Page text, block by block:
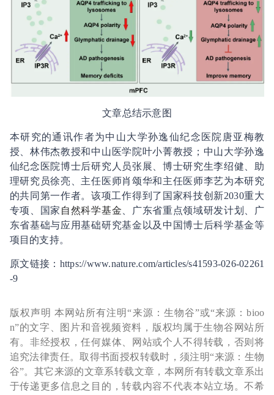
文章总结示意图
本研究的通讯作者为中山大学孙逸仙纪念医院唐亚梅教
授、林伟杰教授和中山医学院叶小菁教授；中山大学孙逸
仙纪念医院博士后研究人员张展、博士研究生李绍健、助
理研究员徐亮、主任医师肖颂华和主任医师李艺为本研究
的共同第一作者。该项工作得到了国家科技创新2030重大
专项、国家 自然科学基金 、广东省重点领域研发计划、广
东省基础与应用基础研究基金以及中国博士后科学基金等
项目的支持。
原文链接：https://www.nature.com/articles/s41593-026-02261
-9
版权声明 本网站所有注明“来源：生物谷”或“来源：bioo
n”的文字、图片和音视频资料，版权均属于生物谷网站所
有。非经授权，任何媒体、网站或个人不得转载，否则将
追究法律责任。取得书面授权转载时，须注明“来源：生物
谷”。其它来源的文章系转载文章，本网所有转载文章系出
于传递更多信息之目的，转载内容不代表本站立场。不希